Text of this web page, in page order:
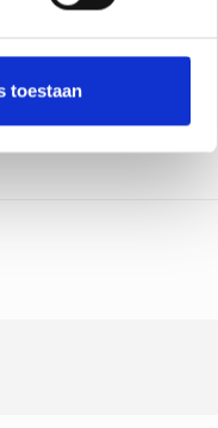
toestaan